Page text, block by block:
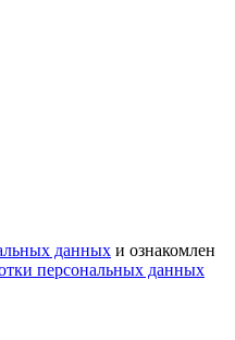
данных и ознакомлен
персональных данных